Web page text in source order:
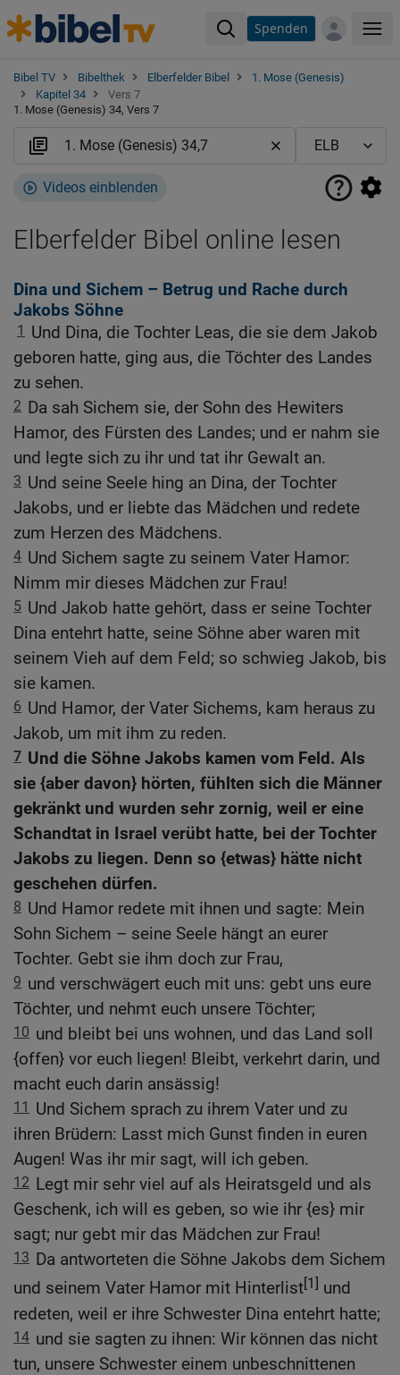
Spenden
Bibel TV Bibelthek Elberfelder Bibel
1. Mose (Genesis)
Kapitel 34
Vers 7
1. Mose (Genesis) 34, Vers 7
Videos einblenden
Elberfelder Bibel online lesen
Dina und Sichem – Betrug und Rache durch
Jakobs Söhne
1
Und Dina, die Tochter Leas, die sie dem Jakob
geboren hatte, ging aus, die Töchter des Landes
zu sehen.
2 Da sah Sichem sie, der Sohn des Hewiters
Hamor, des Fürsten des Landes; und er nahm sie
und legte sich zu ihr und tat ihr Gewalt an.
3 Und seine Seele hing an Dina, der Tochter
Jakobs, und er liebte das Mädchen und redete
zum Herzen des Mädchens.
4 Und Sichem sagte zu seinem Vater Hamor:
Nimm mir dieses Mädchen zur Frau!
5 Und Jakob hatte gehört, dass er seine Tochter
Dina entehrt hatte, seine Söhne aber waren mit
seinem Vieh auf dem Feld; so schwieg Jakob, bis
sie kamen.
6 Und Hamor, der Vater Sichems, kam heraus zu
Jakob, um mit ihm zu reden.
7 Und die Söhne Jakobs kamen vom Feld. Als
sie {aber davon} hörten, fühlten sich die Männer
gekränkt und wurden sehr zornig, weil er eine
Schandtat in Israel verübt hatte, bei der Tochter
Jakobs zu liegen. Denn so {etwas} hätte nicht
geschehen dürfen.
8 Und Hamor redete mit ihnen und sagte: Mein
Sohn Sichem – seine Seele hängt an eurer
Tochter. Gebt sie ihm doch zur Frau,
9 und verschwägert euch mit uns: gebt uns eure
Töchter, und nehmt euch unsere Töchter;
10 und bleibt bei uns wohnen, und das Land soll
{offen} vor euch liegen! Bleibt, verkehrt darin, und
macht euch darin ansässig!
11
Und Sichem sprach zu ihrem Vater und zu
ihren Brüdern: Lasst mich Gunst finden in euren
Augen! Was ihr mir sagt, will ich geben.
12 Legt mir sehr viel auf als Heiratsgeld und als
Geschenk, ich will es geben, so wie ihr {es} mir
sagt; nur gebt mir das Mädchen zur Frau!
13 Da antworteten die Söhne Jakobs dem Sichem
und seinem Vater Hamor mit Hinterlist[1] und
redeten, weil er ihre Schwester Dina entehrt hatte;
14 und sie sagten zu ihnen: Wir können das nicht
tun, unsere Schwester einem unbeschnittenen